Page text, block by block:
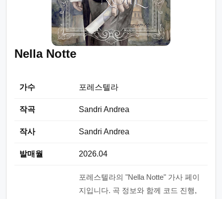
Nella Notte
가수 포레스텔라
작곡 Sandri Andrea
작사 Sandri Andrea
발매월 2026.04
포레스텔라의 "Nella Notte" 가사 페이
지입니다. 곡 정보와 함께 코드 진행,